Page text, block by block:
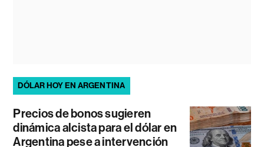
DÓLAR HOY EN ARGENTINA
Precios de bonos sugieren
dinámica alcista para el dólar en
Argentina pese a intervención